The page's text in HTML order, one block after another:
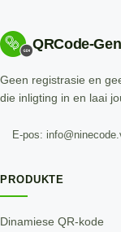
QRCode-Gen
Geen registrasie en
die inligting in en laai
E-pos:
PRODUKTE
Dinamiese QR-kode